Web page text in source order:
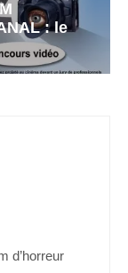
: le
d’horreur